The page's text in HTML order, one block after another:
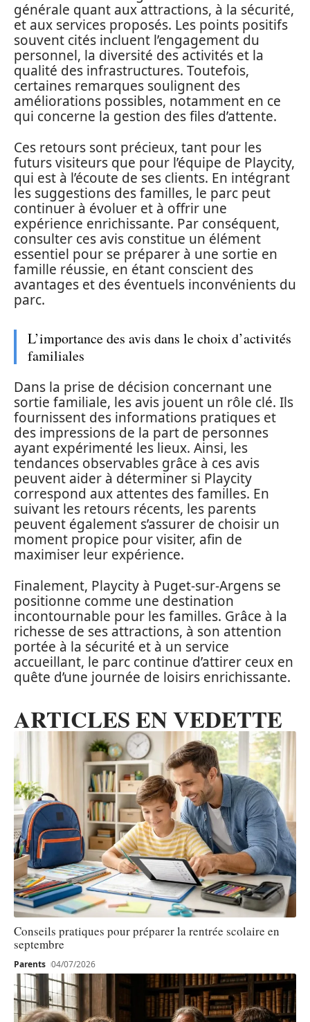
générale quant aux attractions, à la sécurité,
et aux services proposés. Les points positifs
souvent cités incluent l’engagement du
personnel, la diversité des activités et la
qualité des infrastructures. Toutefois,
certaines remarques soulignent des
améliorations possibles, notamment en ce
qui concerne la gestion des files d’attente.
Ces retours sont précieux, tant pour les
futurs visiteurs que pour l’équipe de Playcity,
qui est à l’écoute de ses clients. En intégrant
les suggestions des familles, le parc peut
continuer à évoluer et à offrir une
expérience enrichissante. Par conséquent,
consulter ces avis constitue un élément
essentiel pour se préparer à une sortie en
famille réussie, en étant conscient des
avantages et des éventuels inconvénients du
parc.
L’importance des avis dans le choix d’activités
familiales
Dans la prise de décision concernant une
sortie familiale, les avis jouent un rôle clé. Ils
fournissent des informations pratiques et
des impressions de la part de personnes
ayant expérimenté les lieux. Ainsi, les
tendances observables grâce à ces avis
peuvent aider à déterminer si Playcity
correspond aux attentes des familles. En
suivant les retours récents, les parents
peuvent également s’assurer de choisir un
moment propice pour visiter, afin de
maximiser leur expérience.
Finalement, Playcity à Puget-sur-Argens se
positionne comme une destination
incontournable pour les familles. Grâce à la
richesse de ses attractions, à son attention
portée à la sécurité et à un service
accueillant, le parc continue d’attirer ceux en
quête d’une journée de loisirs enrichissante.
ARTICLES EN VEDETTE
Conseils pratiques pour préparer la rentrée scolaire en
septembre
Parents 04/07/2026